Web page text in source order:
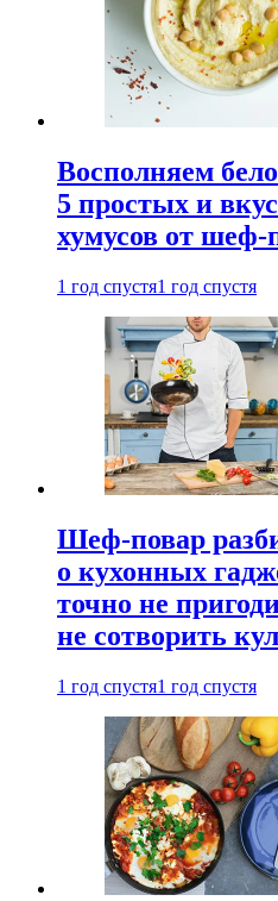
Восполняем
5 простых и
хумусов от шеф-
1 год спустя1 год спустя
Шеф-повар
о кухонных
точно не
не сотворить
1 год спустя1 год спустя